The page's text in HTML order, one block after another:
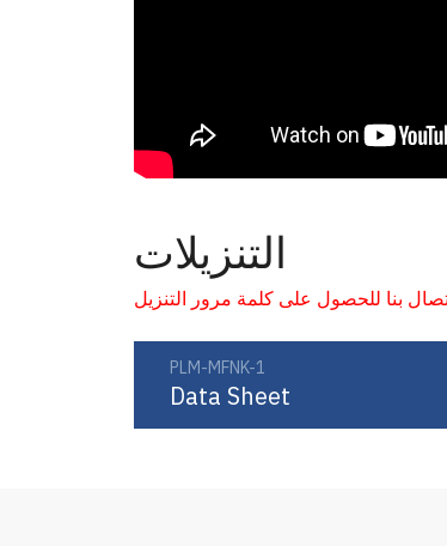
التنزيلات
PLM-MFNK-1
Data Sheet